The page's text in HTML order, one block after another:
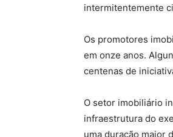
intermitentemente
Os promotores
em onze anos.
centenas de
O setor imobiliário
infraestrutura do
uma duração maior